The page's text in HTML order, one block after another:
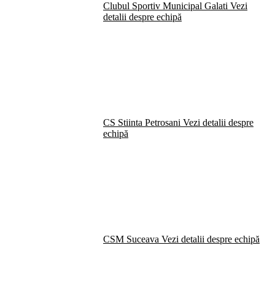
Clubul Sportiv Municipal Galati Vezi
detalii despre echipă
CS Stiinta Petrosani Vezi detalii despre
echipă
CSM Suceava Vezi detalii despre echipă